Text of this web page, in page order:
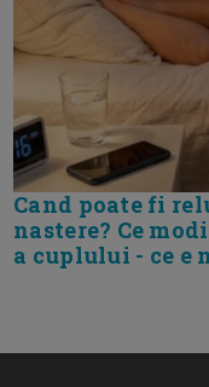
Cand poate fi
nastere? Ce
a cuplului - ce e